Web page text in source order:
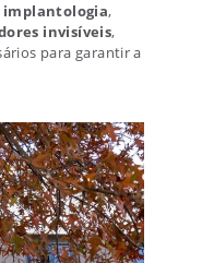
implantologia,
invisíveis,
para garantir a